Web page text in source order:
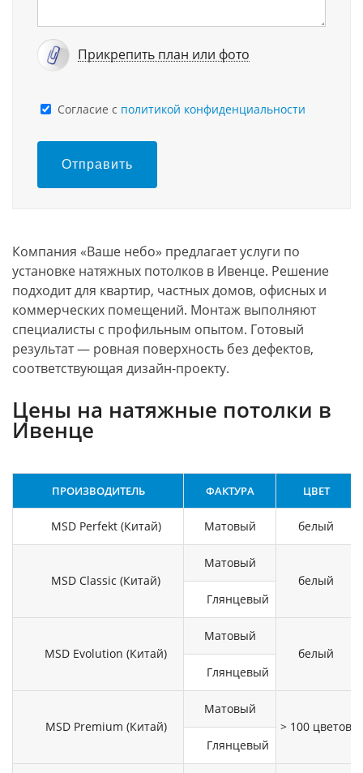
Прикрепить план или фото
Cогласие с политикой конфиденциальности
Отправить
Компания «Ваше небо» предлагает услуги по
установке натяжных потолков в Ивенце. Решение
подходит для квартир, частных домов, офисных и
коммерческих помещений. Монтаж выполняют
специалисты с профильным опытом. Готовый
результат — ровная поверхность без дефектов,
соответствующая дизайн-проекту.
Цены на натяжные потолки в
Ивенце
ПРОИЗВОДИТЕЛЬ ФАКТУРА ЦВЕТ
MSD Perfekt (Китай) Матовый белый
MSD Classic (Китай)
Матовый
белый
Глянцевый
MSD Evolution (Китай)
Матовый
белый
Глянцевый
MSD Premium (Китай)
Матовый
> 100 цветов
Глянцевый